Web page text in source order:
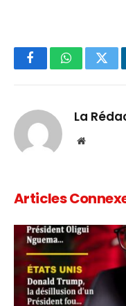
FacebookWhatsApp
La
Website
Articles